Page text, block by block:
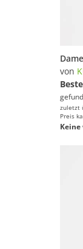
von
zuletzt
Preis